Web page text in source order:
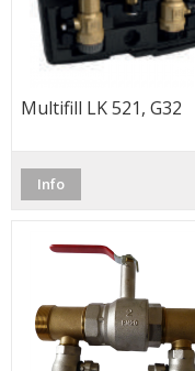
Multifill LK 521, G32
Info